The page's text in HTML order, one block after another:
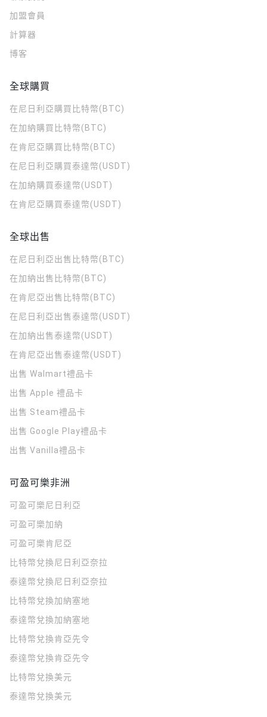
加盟會員
計算器
博客
全球購買
在尼日利亞購買比特幣(BTC)
在加納購買比特幣(BTC)
在肯尼亞購買比特幣(BTC)
在尼日利亞購買泰達幣(USDT)
在加納購買泰達幣(USDT)
在肯尼亞購買泰達幣(USDT)
全球出售
在尼日利亞出售比特幣(BTC)
在加納出售比特幣(BTC)
在肯尼亞出售比特幣(BTC)
在尼日利亞出售泰達幣(USDT)
在加納出售泰達幣(USDT)
在肯尼亞出售泰達幣(USDT)
出售 Walmart禮品卡
出售 Apple 禮品卡
出售 Steam禮品卡
出售 Google Play禮品卡
出售 Vanilla禮品卡
可盈可樂非洲
可盈可樂 尼日利亞
可盈可樂加納
可盈可樂肯尼亞
比特幣兌換尼日利亞奈拉
泰達幣兌換尼日利亞奈拉
比特幣兌換加納塞地
泰達幣兌換加納塞地
比特幣兌換肯亞先令
泰達幣兌換肯亞先令
比特幣兌換美元
泰達幣兌換美元